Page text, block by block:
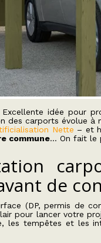
idée pour
des carports évolue à
Nette – et
commune… On fait le
de
(DP, permis de
pour lancer votre
les tempêtes et les